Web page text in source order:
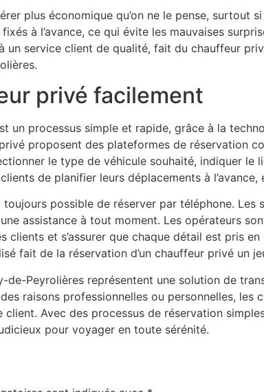
plus économique qu’on ne le pense, surtout
à l’avance, ce qui évite les mauvaises
service client de qualité, fait du chauffeur
privé facilement
processus simple et rapide, grâce à la
proposent des plateformes de réservation
le type de véhicule souhaité, indiquer le
de planifier leurs déplacements à l’avance,
possible de réserver par téléphone. Les
assistance à tout moment. Les opérateurs
clients et s’assurer que chaque détail est pris
fait de la réservation d’un chauffeur privé un
de-Peyrolières représentent une solution de
raisons professionnelles ou personnelles, les
Avec des processus de réservation
pour voyager en toute sérénité.